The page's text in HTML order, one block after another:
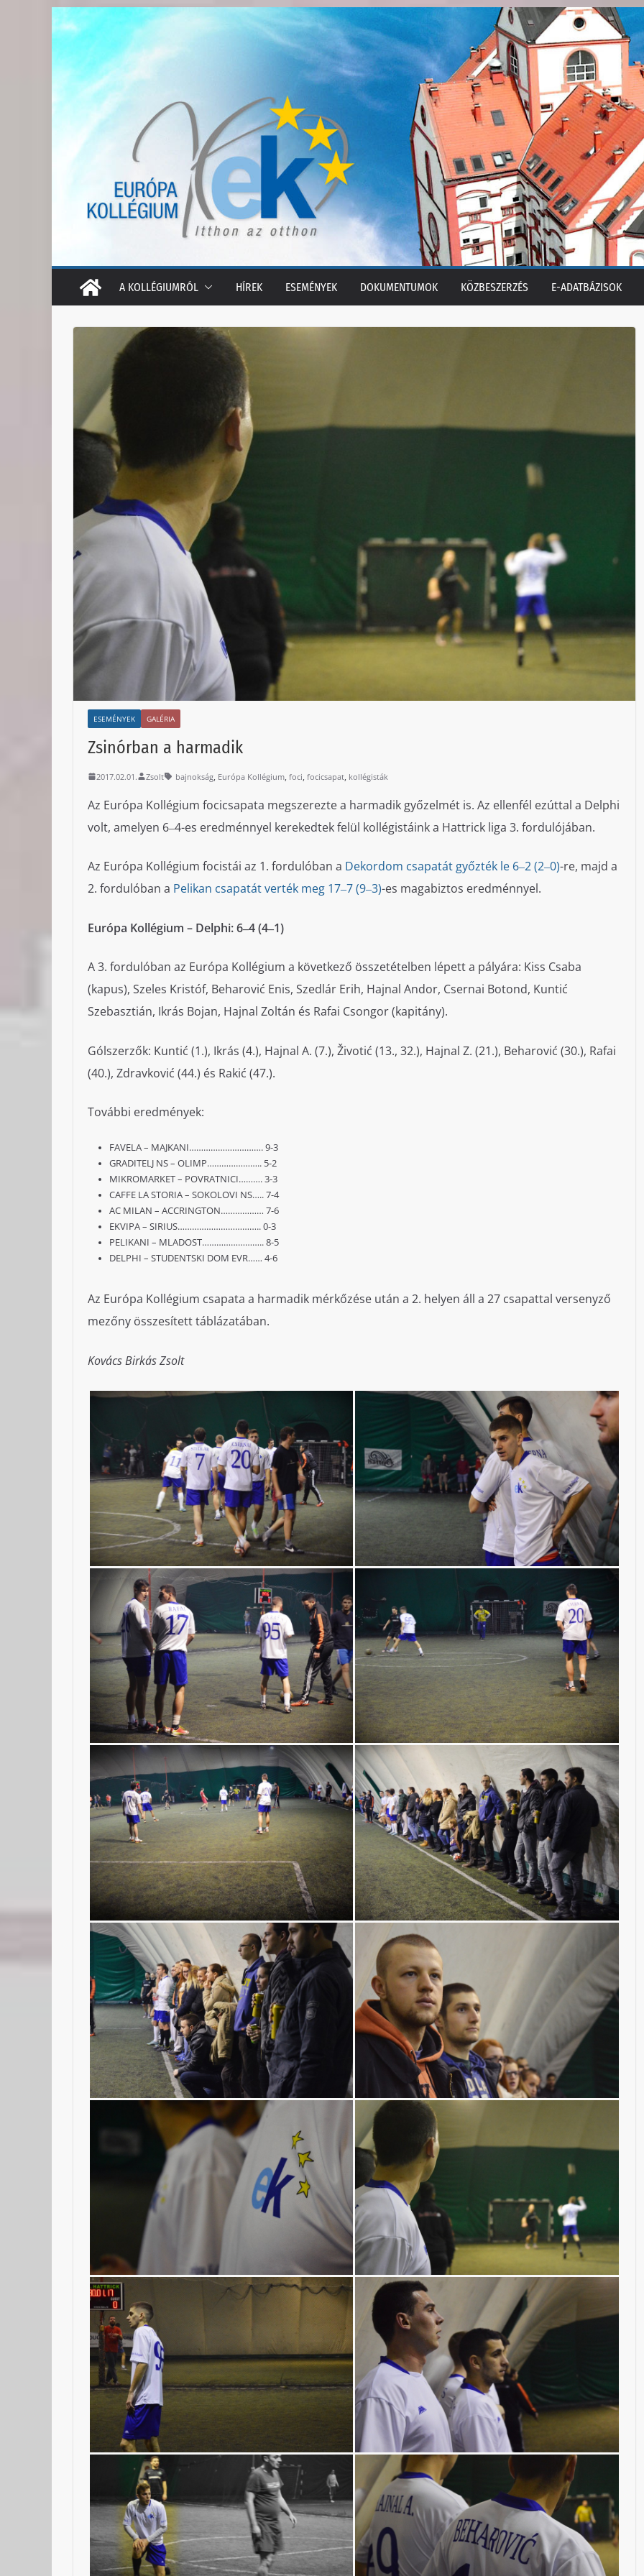
to
content
A KOLLÉGIUMRÓL HÍREK ESEMÉNYEK DOKUMENTUMOK KÖZBESZERZÉS E-ADATBÁZISOK
ESEMÉNYEK GALÉRIA
Zsinórban a harmadik
2017.02.01. Zsolt bajnokság, Európa Kollégium, foci, focicsapat, kollégisták
Az Európa Kollégium focicsapata megszerezte a harmadik győzelmét is. Az ellenfél ezúttal a Delphi
volt, amelyen 6‒4-es eredménnyel kerekedtek felül kollégistáink a Hattrick liga 3. fordulójában.
Az Európa Kollégium focistái az 1. fordulóban a Dekordom csapatát győzték le 6‒2 (2‒0)-re, majd a
2. fordulóban a Pelikan csapatát verték meg 17‒7 (9‒3)-es magabiztos eredménnyel.
Európa Kollégium – Delphi: 6‒4 (4‒1)
A 3. fordulóban az Európa Kollégium a következő összetételben lépett a pályára: Kiss Csaba
(kapus), Szeles Kristóf, Beharović Enis, Szedlár Erih, Hajnal Andor, Csernai Botond, Kuntić
Szebasztián, Ikrás Bojan, Hajnal Zoltán és Rafai Csongor (kapitány).
Gólszerzők: Kuntić (1.), Ikrás (4.), Hajnal A. (7.), Životić (13., 32.), Hajnal Z. (21.), Beharović (30.), Rafai
(40.), Zdravković (44.) és Rakić (47.).
További eredmények:
FAVELA – MAJKANI…………………………. 9-3
GRADITELJ NS – OLIMP………………….. 5-2
MIKROMARKET – POVRATNICI………. 3-3
CAFFE LA STORIA – SOKOLOVI NS….. 7-4
AC MILAN – ACCRINGTON……………… 7-6
EKVIPA – SIRIUS…………………………….. 0-3
PELIKANI – MLADOST…………………….. 8-5
DELPHI – STUDENTSKI DOM EVR…… 4-6
Az Európa Kollégium csapata a harmadik mérkőzése után a 2. helyen áll a 27 csapattal versenyző
mezőny összesített táblázatában.
Kovács Birkás Zsolt